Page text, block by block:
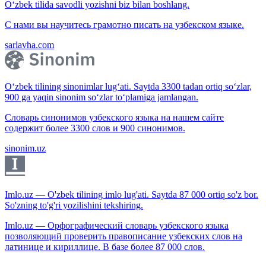
O‘zbek tilida savodli yozishni biz bilan boshlang.
С нами вы научитесь грамотно писать на узбекском языке.
sarlavha.com
O‘zbek tilining sinonimlar lug‘ati. Saytda 3300 tadan ortiq so‘zlar,
900 ga yaqin sinonim so‘zlar to‘plamiga jamlangan.
Словарь синонимов узбекского языка на нашем сайте
содержит более 3300 слов и 900 синонимов.
sinonim.uz
Imlo.uz — O'zbek tilining imlo lug'ati. Saytda 87 000 ortiq so'z bor.
So'zning to'g'ri yozilishini tekshiring.
Imlo.uz — Орфографический словарь узбекского языка
позволяющий проверить правописание узбекских слов на
латинице и кириллице. В базе более 87 000 слов.